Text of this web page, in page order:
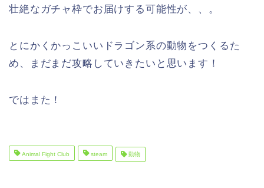
壮絶なガチャ枠でお届けする可能性が、、。
とにかくかっこいいドラゴン系の動物をつくるた
め、まだまだ攻略していきたいと思います！
ではまた！
Animal Fight Club steam 動物